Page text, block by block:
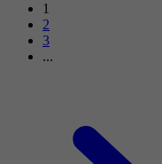
1
2
3
...